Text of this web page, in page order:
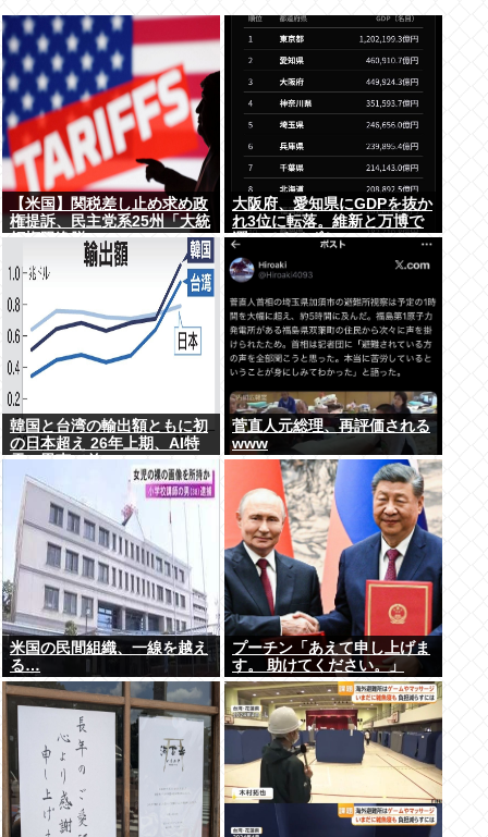
【米国】関税差し止め求め政
権提訴、民主党系25州「大統
領権限逸脱」
大阪府、愛知県にGDPを抜か
れ3位に転落。維新と万博で
潤ってるはずじゃ…
韓国と台湾の輸出額ともに初
の日本超え 26年上期、AI特
需の恩恵で差
菅直人元総理、再評価される
www
米国の民間組織、一線を越え
る…
プーチン「あえて申し上げま
す。 助けてください。」